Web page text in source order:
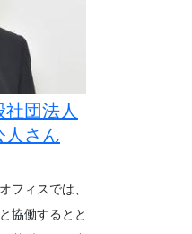
団法人
さん
フィスでは、
協働するとと